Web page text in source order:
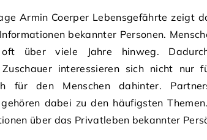
Armin Coerper Lebensgefährte zeigt
bekannter Personen.
oft über viele Jahre hinweg.
interessieren sich nicht nur
für den Menschen dahinter.
gehören dabei zu den häufigsten
über das Privatleben bekannter